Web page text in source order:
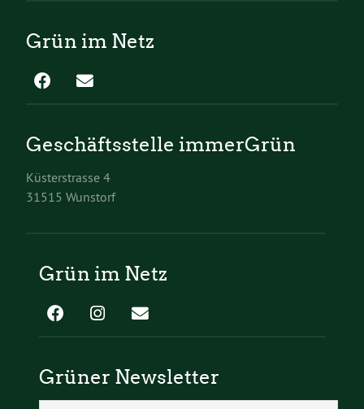
Grün im Netz
Geschäftsstelle immerGrün
Küsterstrasse 4
31515 Wunstorf
Grün im Netz
Grüner Newsletter